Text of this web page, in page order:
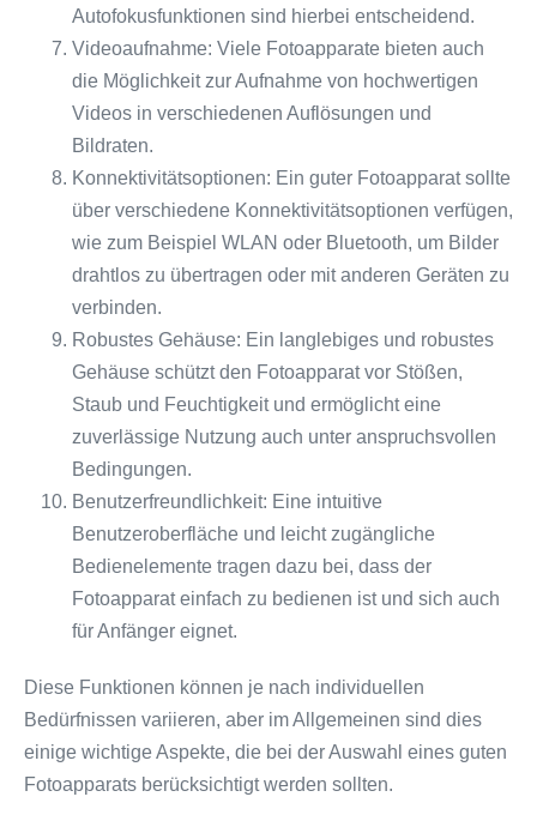
Autofokusfunktionen sind hierbei entscheidend.
Videoaufnahme: Viele Fotoapparate bieten auch
die Möglichkeit zur Aufnahme von hochwertigen
Videos in verschiedenen Auflösungen und
Bildraten.
Konnektivitätsoptionen: Ein guter Fotoapparat sollte
über verschiedene Konnektivitätsoptionen verfügen,
wie zum Beispiel WLAN oder Bluetooth, um Bilder
drahtlos zu übertragen oder mit anderen Geräten zu
verbinden.
Robustes Gehäuse: Ein langlebiges und robustes
Gehäuse schützt den Fotoapparat vor Stößen,
Staub und Feuchtigkeit und ermöglicht eine
zuverlässige Nutzung auch unter anspruchsvollen
Bedingungen.
Benutzerfreundlichkeit: Eine intuitive
Benutzeroberfläche und leicht zugängliche
Bedienelemente tragen dazu bei, dass der
Fotoapparat einfach zu bedienen ist und sich auch
für Anfänger eignet.
Diese Funktionen können je nach individuellen
Bedürfnissen variieren, aber im Allgemeinen sind dies
einige wichtige Aspekte, die bei der Auswahl eines guten
Fotoapparats berücksichtigt werden sollten.